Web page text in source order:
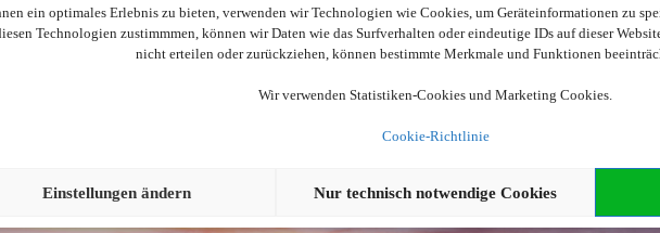
ein optimales Erlebnis zu bieten, verwenden wir Technologien wie Cookies, um Geräteinformationen zu
Technologien zustimmmen, können wir Daten wie das Surfverhalten oder eindeutige IDs auf dieser
nicht erteilen oder zurückziehen, können bestimmte Merkmale und Funktionen
Wir verwenden Statistiken-Cookies und Marketing Cookies.
Cookie-Richtlinie
Nur technisch notwendige Cookies
Einstellungen ändern
Cookies akzeptieren